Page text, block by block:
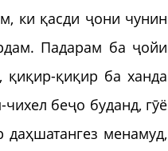
ки қасди ҷони чунин
Падарам ба ҷойи
қиқир ба ханда
беҷо буданд, гӯё
менамуд,